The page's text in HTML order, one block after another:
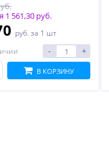
1 561,30 руб.
руб. за 1 шт
- +
В КОРЗИНУ